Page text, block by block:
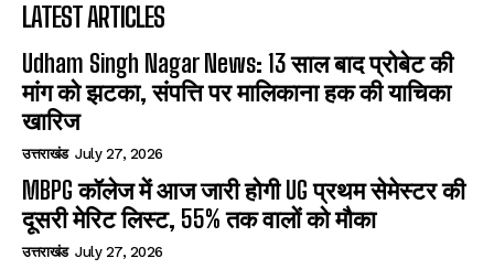
LATEST ARTICLES
Udham Singh Nagar News: 13 साल बाद प्रोबेट की
मांग को झटका, संपत्ति पर मालिकाना हक की याचिका
खारिज
उत्तराखंड July 27, 2026
MBPG कॉलेज में आज जारी होगी UG प्रथम सेमेस्टर की
दूसरी मेरिट लिस्ट, 55% तक वालों को मौका
उत्तराखंड July 27, 2026